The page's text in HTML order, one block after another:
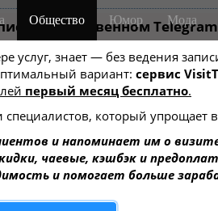
на собственном
услуг, знает — без ведения
вариант: сервис
первый месяц бесплатно.
специалистов, который упрощает
и напоминает им о
чаевые, кэшбэк и
и помогает больше
Общество Юмор Мода